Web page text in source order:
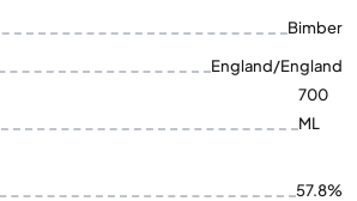
Bimber
England/England
700
ML
57.8%